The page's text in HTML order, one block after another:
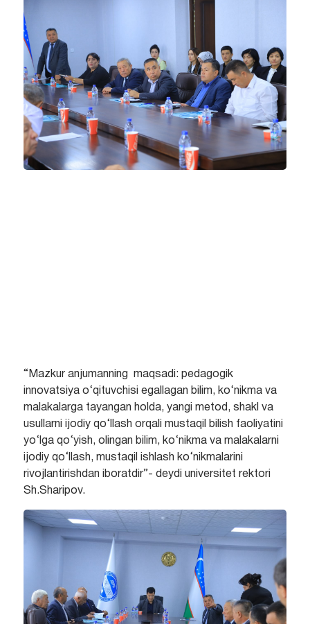
“Mazkur anjumanning maqsadi: pedagogik
innovatsiya o‘qituvchisi egallagan bilim, ko‘nikma va
malakalarga tayangan holda, yangi metod, shakl va
usullarni ijodiy qo‘llash orqali mustaqil bilish faoliyatini
yo‘lga qo‘yish, olingan bilim, ko‘nikma va malakalarni
ijodiy qo‘llash, mustaqil ishlash ko‘nikmalarini
rivojlantirishdan iboratdir”- deydi universitet rektori
Sh.Sharipov.